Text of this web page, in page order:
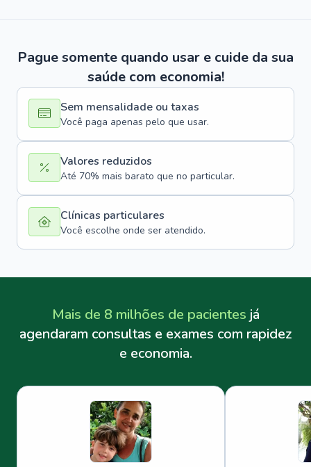
Pague somente quando usar e cuide da sua
saúde com economia!
Sem mensalidade ou taxas
Você paga apenas pelo que usar.
Valores reduzidos
Até 70% mais barato que no particular.
Clínicas particulares
Você escolhe onde ser atendido.
Mais de 8 milhões de pacientes já
agendaram consultas e exames com rapidez
e economia.